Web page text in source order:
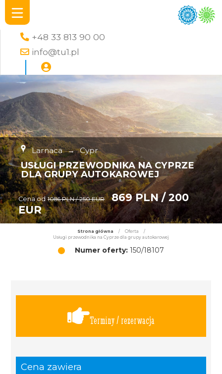
+48 33 813 90 00
info@tu1.pl
Larnaca → Cypr
USŁUGI PRZEWODNIKA NA CYPRZE
DLA GRUPY AUTOKAROWEJ
Cena od 1086 PLN / 250 EUR
869 PLN / 200
EUR
Strona główna / Oferta
/
Usługi przewodnika na Cyprze dla grupy autokarowej
Numer oferty: 150/18107
Terminy / rezerwacja
Cena zawiera